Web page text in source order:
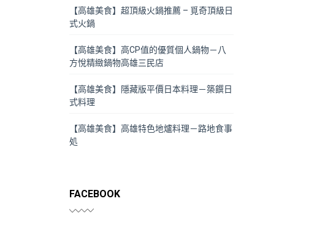
【高雄美食】超頂級火鍋推薦 – 覓奇頂級日
式火鍋
【高雄美食】高CP值的優質個人鍋物－八
方悅精緻鍋物高雄三民店
【高雄美食】隱藏版平價日本料理－築饌日
式料理
【高雄美食】高雄特色地爐料理－路地食事
処
FACEBOOK